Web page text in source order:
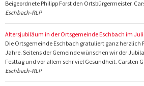
Beigeordnete Philipp Forst den Ortsbürgermeister.
Eschbach-RLP
Altersjubiläum in der Ortsgemeinde Eschbach im Juli
Die Ortsgemeinde Eschbach gratuliert ganz herzlich
Jahre. Seitens der Gemeinde wünschen wir der
Festtag und vor allem sehr viel Gesundheit. Carsten
Eschbach-RLP